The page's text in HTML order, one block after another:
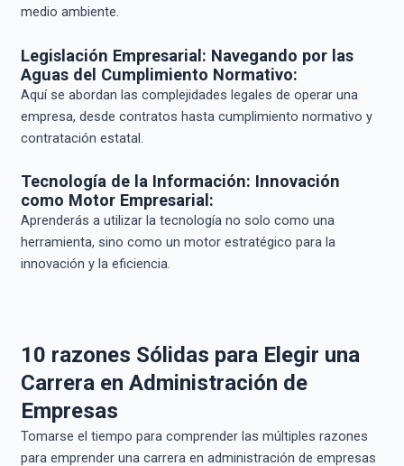
medio ambiente.
Legislación Empresarial: Navegando por las
Aguas del Cumplimiento Normativo:
Aquí se abordan las complejidades legales de operar una
empresa, desde contratos hasta cumplimiento normativo y
contratación estatal.
Tecnología de la Información: Innovación
como Motor Empresarial:
Aprenderás a utilizar la tecnología no solo como una
herramienta, sino como un motor estratégico para la
innovación y la eficiencia.
10 razones Sólidas para Elegir una
Carrera en Administración de
Empresas
Tomarse el tiempo para comprender las múltiples razones
para emprender una carrera en administración de empresas